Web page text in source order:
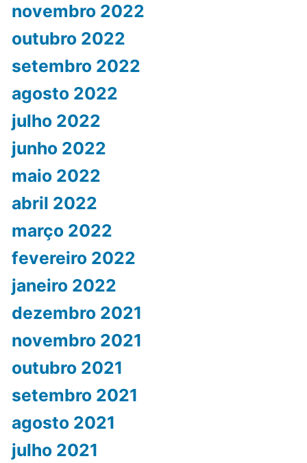
novembro 2022
outubro 2022
setembro 2022
agosto 2022
julho 2022
junho 2022
maio 2022
abril 2022
março 2022
fevereiro 2022
janeiro 2022
dezembro 2021
novembro 2021
outubro 2021
setembro 2021
agosto 2021
julho 2021